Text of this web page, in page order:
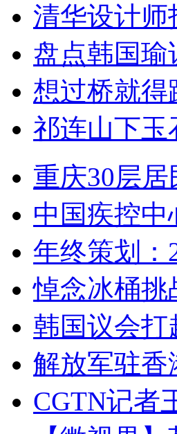
清华设计师
盘点韩国瑜
想过桥就得
祁连山下玉
重庆30层
中国疾控中
年终策划：
悼念冰桶挑
韩国议会打
解放军驻香
CGTN记者